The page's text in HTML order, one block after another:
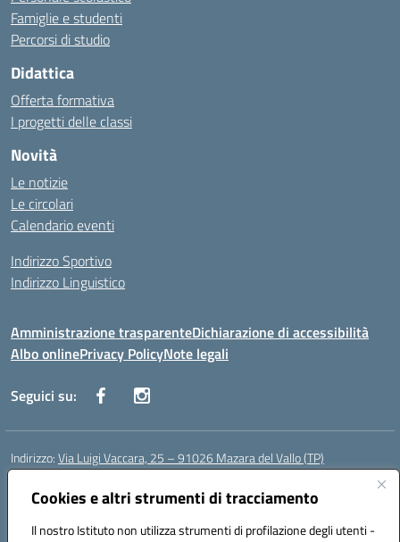
Cookies e altri strumenti di tracciamento
Il nostro Istituto non utilizza strumenti di profilazione degli utenti -
Famiglie e studenti
Percorsi di studio
Didattica
Offerta formativa
I progetti delle classi
Novità
Le notizie
Le circolari
Calendario eventi
Indirizzo Sportivo
Indirizzo Linguistico
Amministrazione trasparenteDichiarazione di accessibilità
Albo onlinePrivacy PolicyNote legali
Seguici su:
Indirizzo:Via Luigi Vaccara, 25 – 91026 Mazara del Vallo (TP)
Centralino:
Posta elettronica certificata (PEC):tpic843007@pec.istruzione.it
Codice fiscale: 91036660818